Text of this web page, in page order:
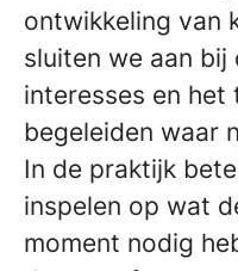
ontwikkeling van
sluiten we aan bij
interesses en het
begeleiden waar
In de praktijk
inspelen op wat
moment nodig